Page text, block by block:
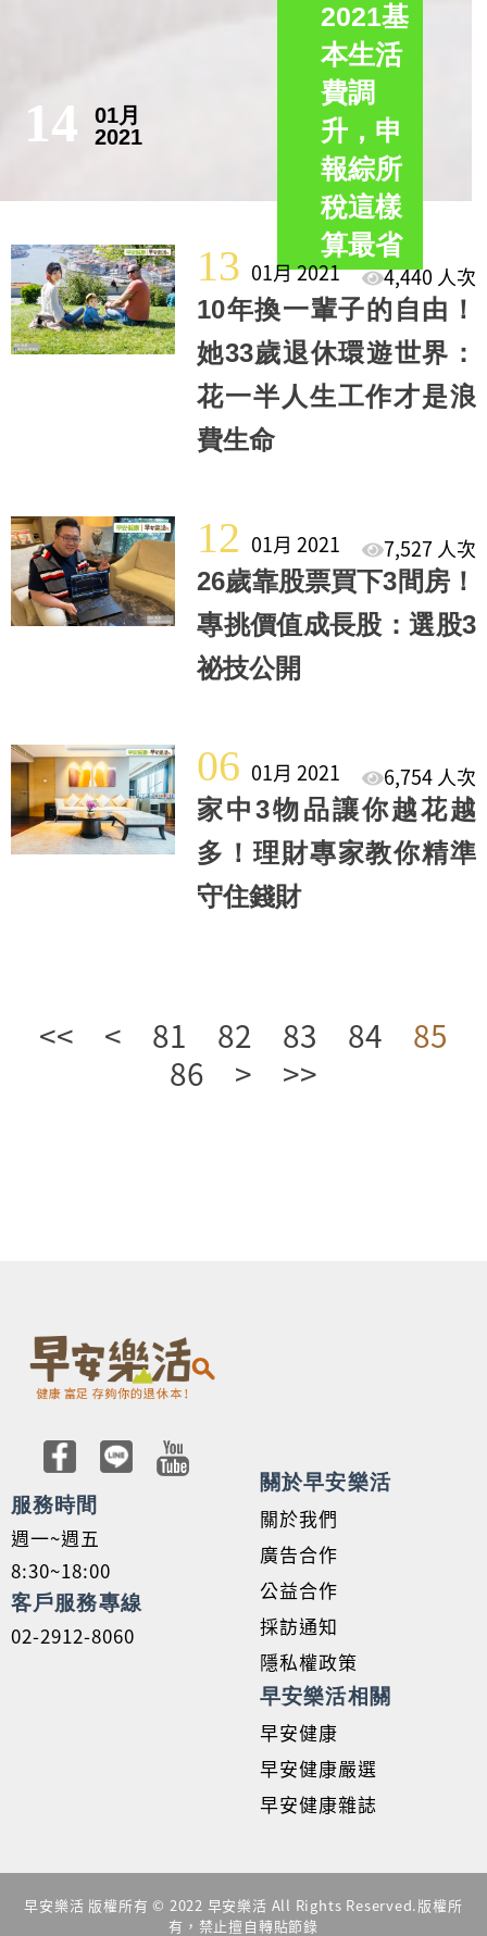
2021基
本生活
費調
升，申
報綜所
稅這樣
算最省
14
01月
2021
13 01月 2021
4,440 人次
10年換一輩子的自由！
她33歲退休環遊世界：
花一半人生工作才是浪
費生命
12 01月 2021
7,527 人次
26歲靠股票買下3間房！
專挑價值成長股：選股3
祕技公開
06 01月 2021
6,754 人次
家中3物品讓你越花越
多！理財專家教你精準
守住錢財
<< < 81 82 83 84
85
86
> >>
服務時間
週一~週五
8:30~18:00
客戶服務專線
02-2912-8060
關於早安樂活
關於我們
廣告合作
公益合作
採訪通知
隱私權政策
早安樂活相關
早安健康
早安健康嚴選
早安健康雜誌
早安樂活 版權所有 © 2022 早安樂活 All Rights Reserved.版權所
有，禁止擅自轉貼節錄